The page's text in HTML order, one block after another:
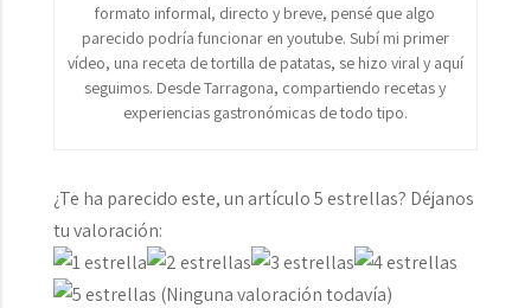
formato informal, directo y breve, pensé que algo
parecido podría funcionar en youtube. Subí mi primer
vídeo, una receta de tortilla de patatas, se hizo viral y aquí
seguimos. Desde Tarragona, compartiendo recetas y
experiencias gastronómicas de todo tipo.
¿Te ha parecido este, un artículo 5 estrellas? Déjanos
tu valoración:
(Ninguna valoración todavía)